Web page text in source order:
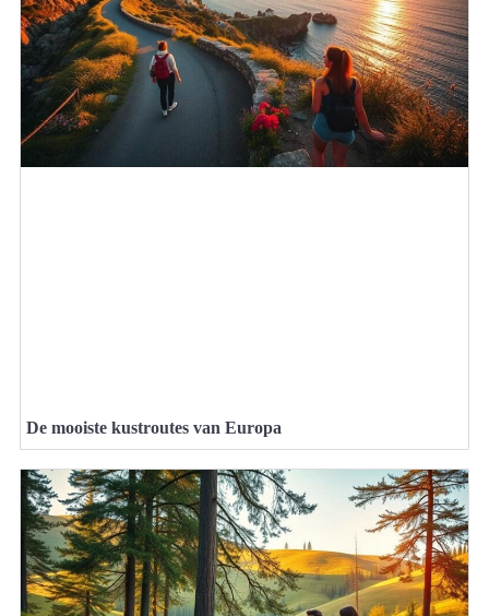
De mooiste kustroutes van Europa